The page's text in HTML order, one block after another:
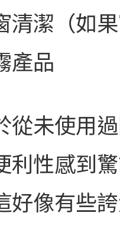
潔（如果
產品
從未使用
利性感到
像有些誇